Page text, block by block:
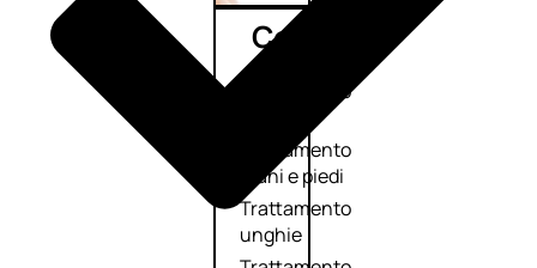
Corpo
Trattamento
Trattamento
mani e piedi
Trattamento
unghie